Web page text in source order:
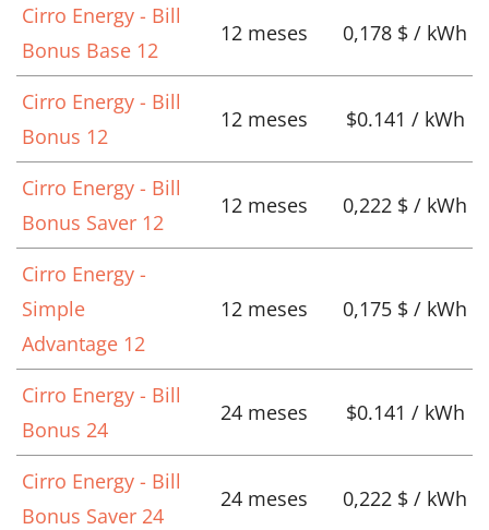
Cirro Energy - Bill
Bonus Base 12
12 meses 0,178 $ / kWh
Cirro Energy - Bill
Bonus 12
12 meses $0.141 / kWh
Cirro Energy - Bill
Bonus Saver 12
12 meses 0,222 $ / kWh
Cirro Energy -
Simple
Advantage 12
12 meses 0,175 $ / kWh
Cirro Energy - Bill
Bonus 24
24 meses $0.141 / kWh
Cirro Energy - Bill
Bonus Saver 24
24 meses 0,222 $ / kWh